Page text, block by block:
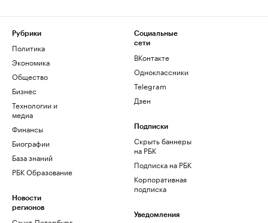
Рубрики
Политика
Экономика
Общество
Бизнес
Технологии и
медиа
Финансы
Биографии
База знаний
РБК Образование
Новости
регионов
Социальные
сети
ВКонтакте
Одноклассники
Telegram
Дзен
Подписки
Скрыть баннеры
на РБК
Подписка на РБК
Корпоративная
подписка
Уведомления